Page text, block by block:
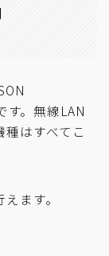
。無線LAN
はすべてこ
ます。